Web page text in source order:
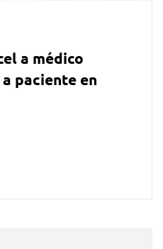
a médico
paciente en